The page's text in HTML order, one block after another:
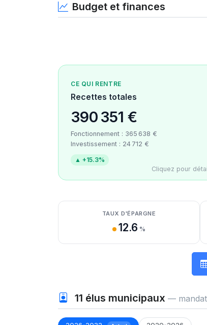
Budget et finances
CE QUI RENTRE
Recettes totales
390 351 €
Fonctionnement : 365 638 €
Investissement : 24 712 €
▲ +15.3%
Cliquez pour
Détail des recettes
Détail des dépenses
Détail de la trésorerie
TAUX D'ÉPARGNE
12.6 %
11 élus municipaux —